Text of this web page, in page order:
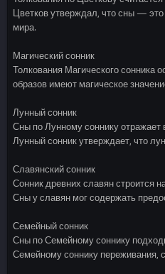
Цветков утверждал, что сны —
мира.
Магический сонник
Толкования Магического сонника
образов имеют магическое
Лунный сонник
Сны по Лунному соннику отражает
Лунный сонник утверждает, что
Славянский сонник
Сонник древних славян строится
Сны у славян мог содержать
Семейный сонник
Сны по Семейному соннику
Семейному соннику переживания,